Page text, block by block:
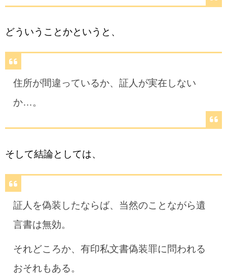
どういうことかというと、
住所が間違っているか、証人が実在しない
か…。
そして結論としては、
証人を偽装したならば、当然のことながら遺
言書は無効。
それどころか、有印私文書偽装罪に問われる
おそれもある。